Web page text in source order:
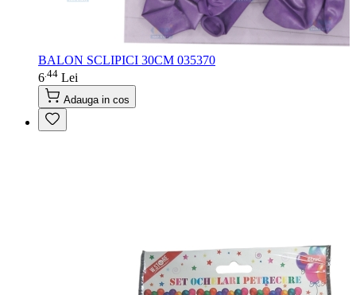
BALON SCLIPICI 30CM 035370
6 44 Lei
Adauga in cos